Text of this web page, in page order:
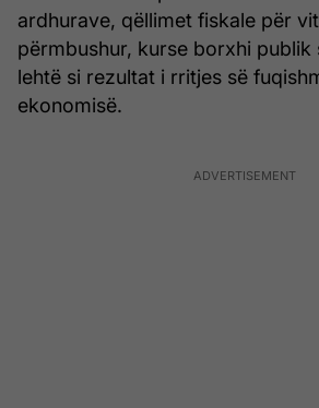
ardhurave, qëllimet fiskale për
përmbushur, kurse borxhi publik
lehtë si rezultat i rritjes së
ekonomisë.